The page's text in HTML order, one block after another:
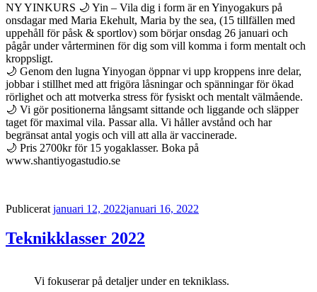
NY YINKURS 🌙 Yin – Vila dig i form är en Yinyogakurs på
onsdagar med Maria Ekehult, Maria by the sea, (15 tillfällen med
uppehåll för påsk & sportlov) som börjar onsdag 26 januari och
pågår under vårterminen för dig som vill komma i form mentalt och
kroppsligt.
🌙 Genom den lugna Yinyogan öppnar vi upp kroppens inre delar,
jobbar i stillhet med att frigöra låsningar och spänningar för ökad
rörlighet och att motverka stress för fysiskt och mentalt välmående.
🌙 Vi gör positionerna långsamt sittande och liggande och släpper
taget för maximal vila. Passar alla. Vi håller avstånd och har
begränsat antal yogis och vill att alla är vaccinerade.
🌙 Pris 2700kr för 15 yogaklasser. Boka på
www.shantiyogastudio.se
Publicerat januari 12, 2022januari 16, 2022
Teknikklasser 2022
Vi fokuserar på detaljer under en tekniklass.